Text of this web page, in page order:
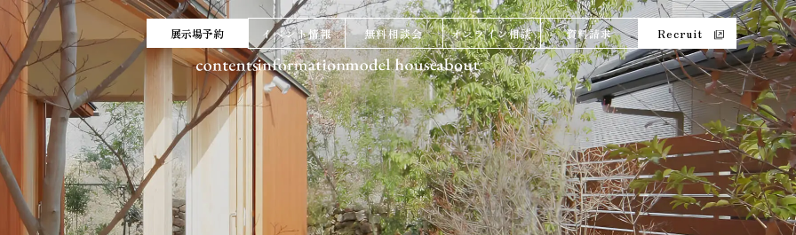
展示場予約 イベント情報 無料相談会 オンライン相談 資料請求 Recruit